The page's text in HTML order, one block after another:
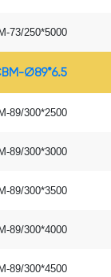
73/250*5000
Ø89*6.5
89/300*2500
89/300*3000
89/300*3500
89/300*4000
89/300*4500